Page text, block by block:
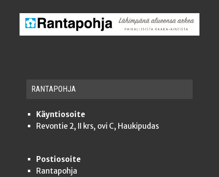
RAN­TA­POH­JA
Käyntiosoite
Revontie 2, II krs, ovi C, Haukipudas
Postiosoite
Rantapohja